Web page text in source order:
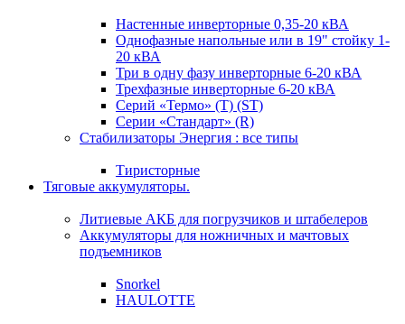
Настенные инверторные 0,35-20 кВА
Однофазные напольные или в 19" стойку 1-
20 кВА
Три в одну фазу инверторные 6-20 кВА
Трехфазные инверторные 6-20 кВА
Серий «Термо» (T) (ST)
Серии «Стандарт» (R)
Стабилизаторы Энергия : все типы
Тиристорные
Тяговые аккумуляторы.
Литиевые АКБ для погрузчиков и штабелеров
Аккумуляторы для ножничных и мачтовых
подъемников
Snorkel
HAULOTTE